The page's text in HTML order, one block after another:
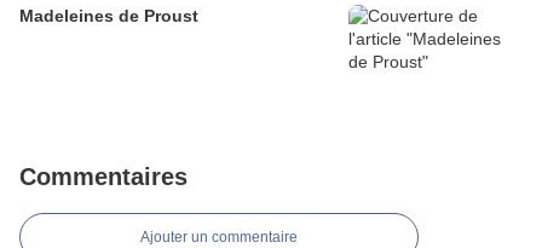
Madeleines de Proust
Commentaires
Ajouter un commentaire